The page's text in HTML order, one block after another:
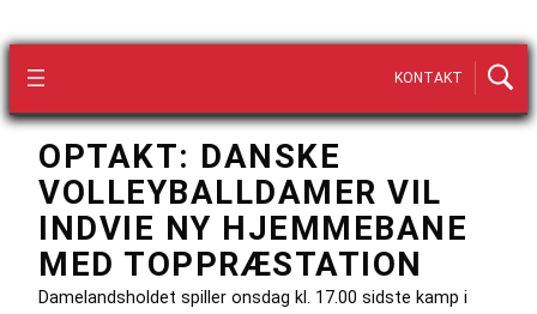
KONTAKT
OPTAKT: DANSKE
VOLLEYBALLDAMER VIL
INDVIE NY HJEMMEBANE
MED TOPPRÆSTATION
Damelandsholdet spiller onsdag kl. 17.00 sidste kamp i